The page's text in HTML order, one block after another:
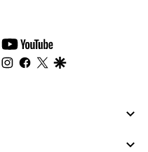
youtube-
footer
instagram
facebook
twitter